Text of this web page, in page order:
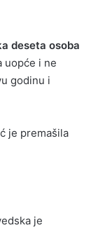
deseta osoba
uopće i ne
godinu i
je premašila
je